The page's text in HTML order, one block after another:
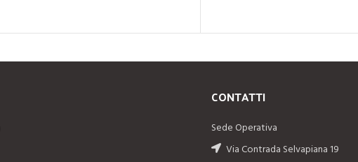
CONTATTI
Sede Operativa
Via Contrada Selvapiana 19